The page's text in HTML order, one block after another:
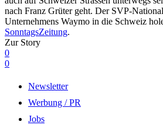
nach Franz Grüter geht. Der SVP-
Unternehmens Waymo in die Schweiz
SonntagsZeitung.
Zur Story
0
0
Newsletter
Werbung / PR
Jobs